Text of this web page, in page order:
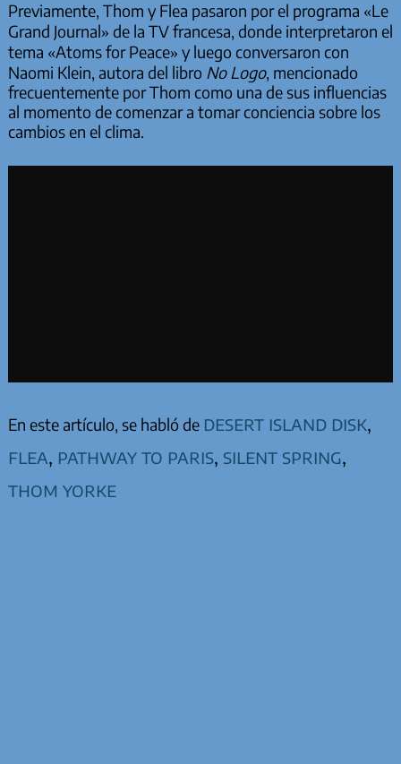
Previamente, Thom y Flea pasaron por el programa «Le
Grand Journal» de la TV francesa, donde interpretaron el
tema «Atoms for Peace» y luego conversaron con
Naomi Klein, autora del libro No Logo, mencionado
frecuentemente por Thom como una de sus influencias
al momento de comenzar a tomar conciencia sobre los
cambios en el clima.
En este artículo, se habló de desert island disk,
flea, pathway to paris, silent spring,
thom yorke